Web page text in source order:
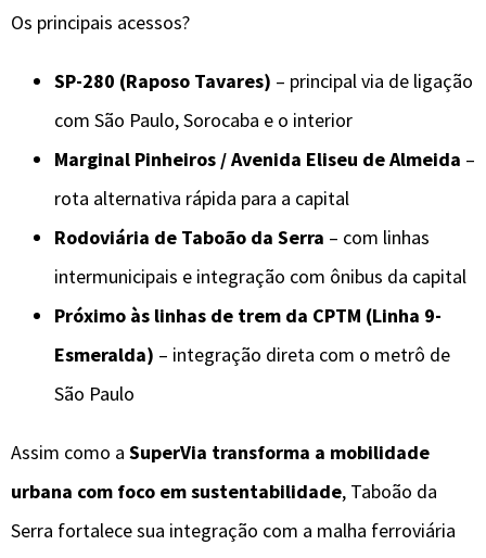
Os principais acessos?
SP-280 (Raposo Tavares) – principal via de ligação
com São Paulo, Sorocaba e o interior
Marginal Pinheiros / Avenida Eliseu de Almeida –
rota alternativa rápida para a capital
Rodoviária de Taboão da Serra – com linhas
intermunicipais e integração com ônibus da capital
Próximo às linhas de trem da CPTM (Linha 9-
Esmeralda) – integração direta com o metrô de
São Paulo
Assim como a SuperVia transforma a mobilidade
urbana com foco em sustentabilidade, Taboão da
Serra fortalece sua integração com a malha ferroviária